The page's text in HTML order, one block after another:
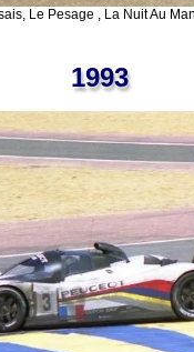
Le Pesage , La Nuit Au
1993